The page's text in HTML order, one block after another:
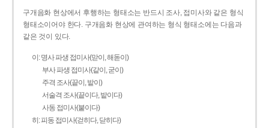
구개음화 현상에서 후행하는 형태소는 반드시 조사, 접미사와 같은 형식
형태소이어야 한다. 구개음화 현상에 관여하는 형식 형태소에는 다음과
같은 것이 있다.
이: 명사 파생 접미사(맏이, 해돋이)
부사 파생 접미사(같이, 굳이)
주격 조사(끝이, 밭이)
서술격 조사(끝이다, 밭이다)
사동 접미사(붙이다)
히: 피동 접미사(걷히다, 닫히다)